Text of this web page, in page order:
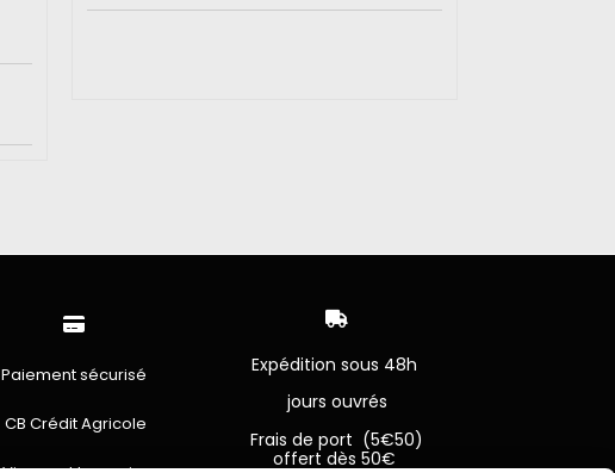

Paiement sécurisé
CB Crédit Agricole

Expédition sous 48h
jours ouvrés
Frais de port (5€50)
offert dès 50€